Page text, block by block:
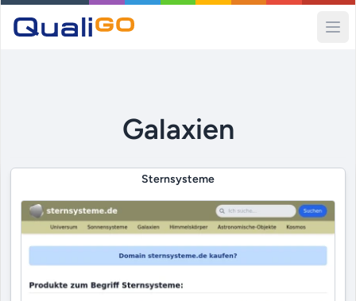
Galaxien
Sternsysteme